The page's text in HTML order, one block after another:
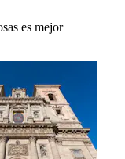
es mejor